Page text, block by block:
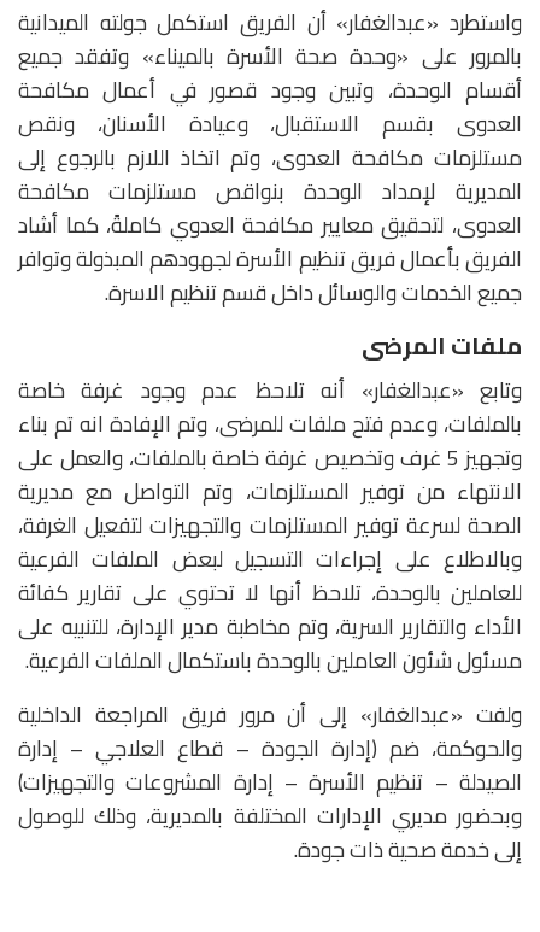
واستطرد «عبدالغفار» أن الفريق استكمل جولته الميدانية
بالمرور على «وحدة صحة الأسرة بالميناء» وتفقد جميع
أقسام الوحدة، وتبين وجود قصور في أعمال مكافحة
العدوى بقسم الاستقبال، وعيادة الأسنان، ونقص
مستلزمات مكافحة العدوى، وتم اتخاذ اللازم بالرجوع إلى
المديرية لإمداد الوحدة بنواقص مستلزمات مكافحة
العدوى، لتحقيق معايير مكافحة العدوي كاملةً، كما أشاد
الفريق بأعمال فريق تنظيم الأسرة لجهودهم المبذولة وتوافر
جميع الخدمات والوسائل داخل قسم تنظيم الاسرة.
ملفات المرضى
وتابع «عبدالغفار» أنه تلاحظ عدم وجود غرفة خاصة
بالملفات، وعدم فتح ملفات للمرضى، وتم الإفادة انه تم بناء
وتجهيز 5 غرف وتخصيص غرفة خاصة بالملفات، والعمل على
الانتهاء من توفير المستلزمات، وتم التواصل مع مديرية
الصحة لسرعة توفير المستلزمات والتجهيزات لتفعيل الغرفة،
وبالاطلاع على إجراءات التسجيل لبعض الملفات الفرعية
للعاملين بالوحدة، تلاحظ أنها لا تحتوي على تقارير كفائة
الأداء والتقارير السرية، وتم مخاطبة مدير الإدارة، للتنبيه على
مسئول شئون العاملين بالوحدة باستكمال الملفات الفرعية.
ولفت «عبدالغفار» إلى أن مرور فريق المراجعة الداخلية
والحوكمة، ضم (إدارة الجودة – قطاع العلاجي – إدارة
الصيدلة – تنظيم الأسرة – إدارة المشروعات والتجهيزات)
وبحضور مديري الإدارات المختلفة بالمديرية، وذلك للوصول
إلى خدمة صحية ذات جودة.